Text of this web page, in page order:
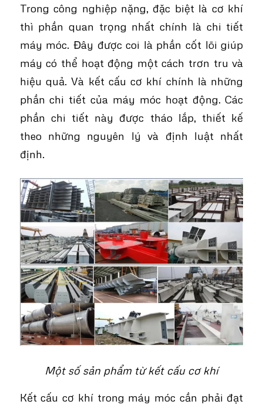
Trong công nghiệp nặng, đặc biệt là cơ khí
thì phần quan trọng nhất chính là chi tiết
máy móc. Đây được coi là phần cốt lõi giúp
máy có thể hoạt động một cách trơn tru và
hiệu quả. Và kết cấu cơ khí chính là những
phần chi tiết của máy móc hoạt động. Các
phần chi tiết này được tháo lắp, thiết kế
theo những nguyên lý và định luật nhất
định.
Một số sản phẩm từ kết cấu cơ khí
Kết cấu cơ khí trong máy móc cần phải đạt